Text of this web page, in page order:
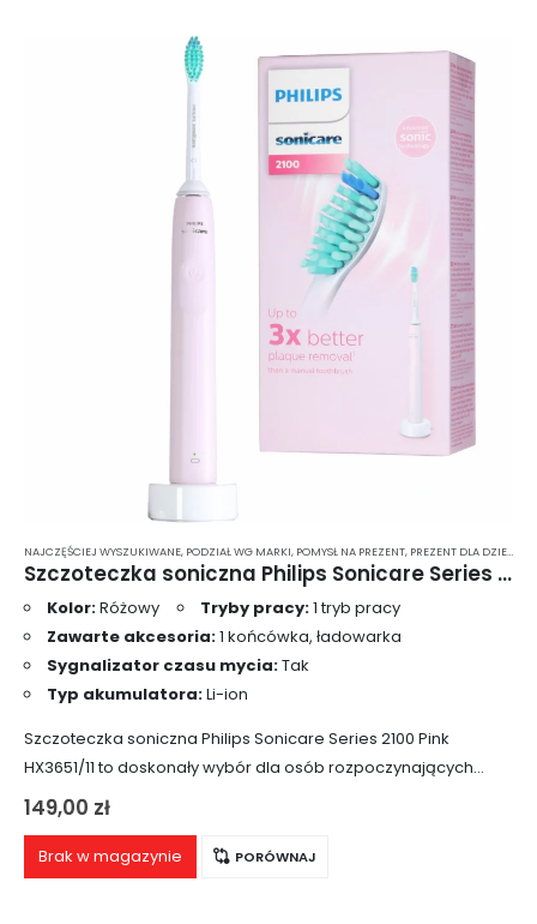
NAJCZĘŚCIEJ WYSZUKIWANE, PODZIAŁ WG MARKI, POMYSŁ NA PREZENT, PREZENT DLA DZIEWCZYNY
Szczoteczka soniczna Philips Sonicare Series 2100 Pink HX3651/11
Kolor:Różowy Tryby pracy:1 tryb pracy
Zawarte akcesoria:1 końcówka, ładowarka
Sygnalizator czasu mycia:Tak
Typ akumulatora:Li-ion
Szczoteczka soniczna Philips Sonicare Series 2100 Pink
HX3651/11 to doskonały wybór dla osób rozpoczynających
swoją przygodę z tego typu urządzeniami. Posiada
oraz…
149,00 zł
Brak w magazynie PORÓWNAJ